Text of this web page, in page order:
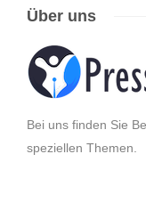
Über uns
Bei uns finden Sie
speziellen Themen.